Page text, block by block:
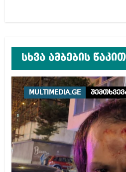
სხვა ამბების
MULTIMEDIA.GE